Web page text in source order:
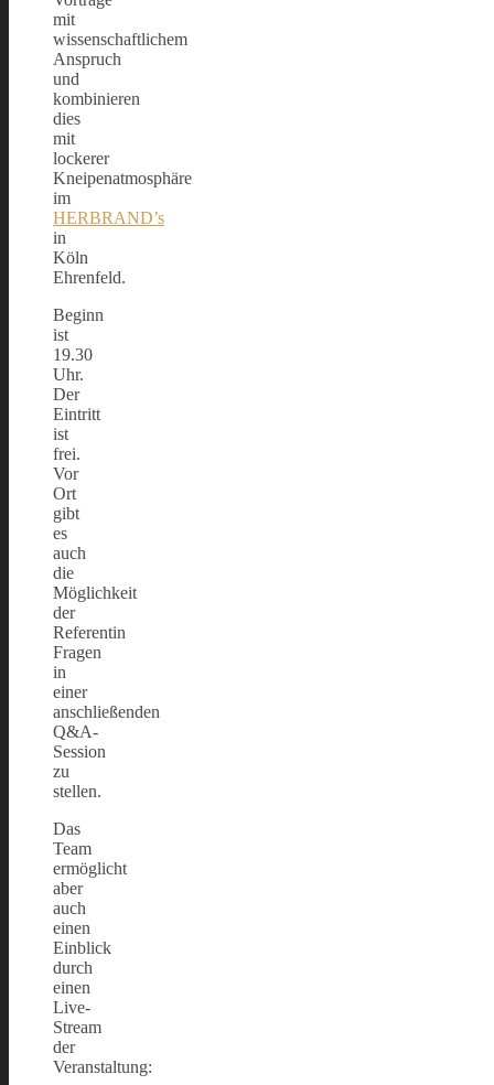
mit
wissenschaftlichem
Anspruch
und
kombinieren
dies
mit
lockerer
Kneipenatmosphäre
im
HERBRAND’s
in
Köln
Ehrenfeld.
Beginn
ist
19.30
Uhr.
Der
Eintritt
ist
frei.
Vor
Ort
gibt
es
auch
die
Möglichkeit
der
Referentin
Fragen
in
einer
anschließenden
Q&A-
Session
zu
stellen.
Das
Team
ermöglicht
aber
auch
einen
Einblick
durch
einen
Live-
Stream
der
Veranstaltung: